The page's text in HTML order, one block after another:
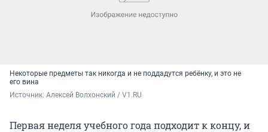
Некоторые предметы так никогда и не поддадутся ребёнку, и это не
его вина
Источник: Алексей Волхонский / V1.RU
Первая неделя учебного года подходит к концу, и